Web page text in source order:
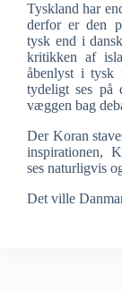
Tyskland har
derfor er den
tysk end i
kritikken af
åbenlyst i tysk
tydeligt ses på
væggen bag
Der Koran
inspirationen,
ses naturligvis
Det ville